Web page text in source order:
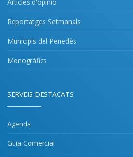
Articles d'opinió
Reportatges Setmanals
Municipis del Penedès
Monogràfics
SERVEIS DESTACATS
Agenda
Guia Comercial